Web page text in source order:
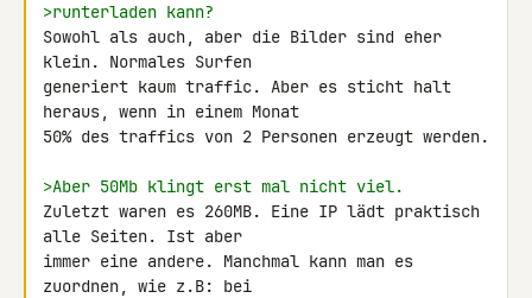
>runterladen kann?
Sowohl als auch, aber die Bilder sind eher
klein. Normales Surfen
generiert kaum traffic. Aber es sticht halt
heraus, wenn in einem Monat
50% des traffics von 2 Personen erzeugt werden.
>Aber 50Mb klingt erst mal nicht viel.
Zuletzt waren es 260MB. Eine IP lädt praktisch
alle Seiten. Ist aber
immer eine andere. Manchmal kann man es
zuordnen, wie z.B: bei